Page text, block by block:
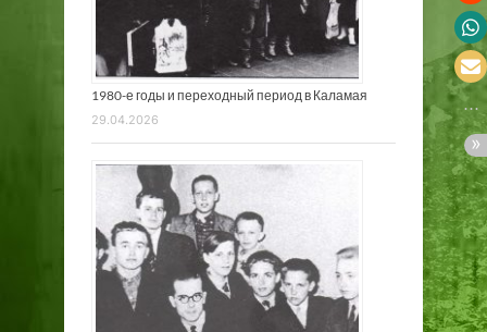
1980-е годы и переходный период в Каламая
29.04.2026